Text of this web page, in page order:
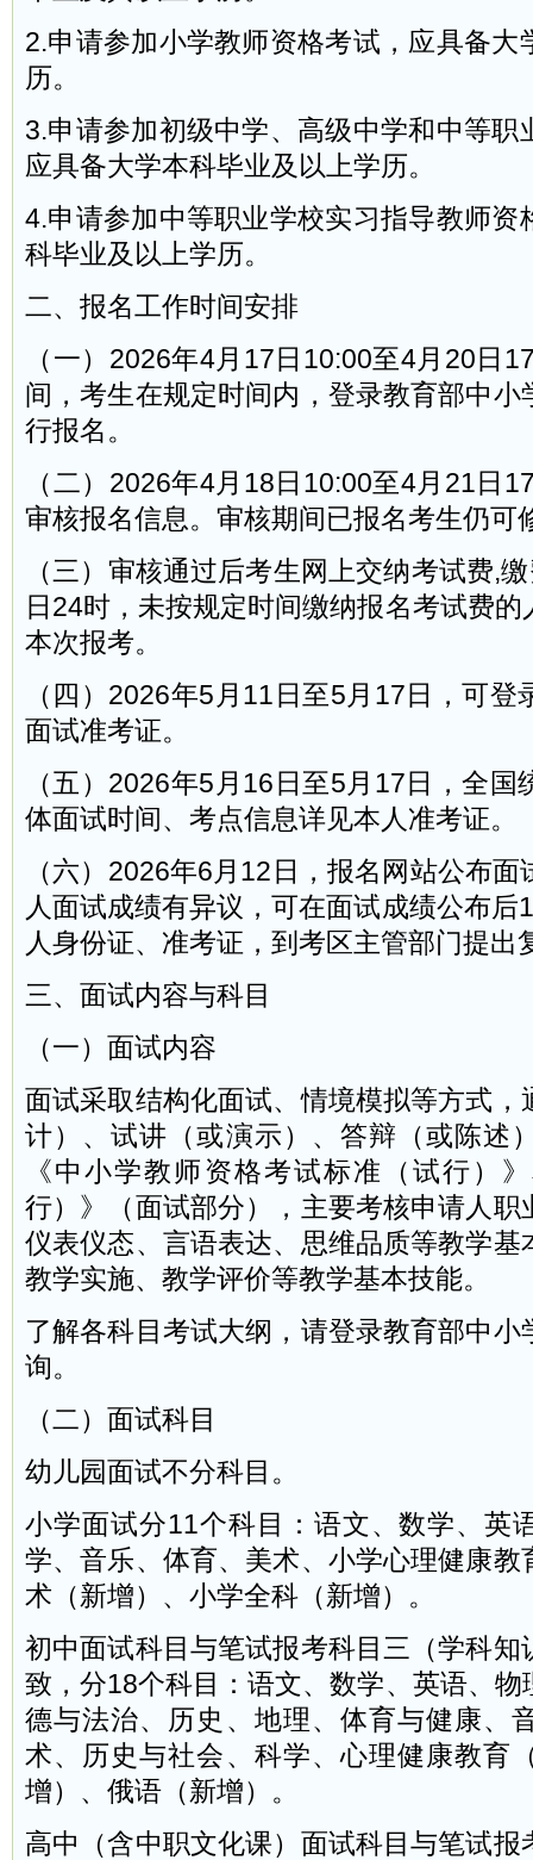
2.申请参加小学教师资格考试，应具备大
历。
3.申请参加初级中学、高级中学和中等职
应具备大学本科毕业及以上学历。
4.申请参加中等职业学校实习指导教师资
科毕业及以上学历。
二、报名工作时间安排
（一）2026年4月17日10:00至4月20日
间，考生在规定时间内，登录教育部中小
行报名。
（二）2026年4月18日10:00至4月21日
审核报名信息。审核期间已报名考生仍可
（三）审核通过后考生网上交纳考试费,
日24时，未按规定时间缴纳报名考试费
本次报考。
（四）2026年5月11日至5月17日，可登
面试准考证。
（五）2026年5月16日至5月17日，全国
体面试时间、考点信息详见本人准考证。
（六）2026年6月12日，报名网站公布
人面试成绩有异议，可在面试成绩公布后
人身份证、准考证，到考区主管部门提出
三、面试内容与科目
（一）面试内容
面试采取结构化面试、情境模拟等方式，
计）、试讲（或演示）、答辩（或陈述
《中小学教师资格考试标准（试行）
行）》（面试部分），主要考核申请人职
仪表仪态、言语表达、思维品质等教学基
教学实施、教学评价等教学基本技能。
了解各科目考试大纲，请登录教育部中小
询。
（二）面试科目
幼儿园面试不分科目。
小学面试分11个科目：语文、数学、英
学、音乐、体育、美术、小学心理健康教
术（新增）、小学全科（新增）。
初中面试科目与笔试报考科目三（学科知
致，分18个科目：语文、数学、英语、物
德与法治、历史、地理、体育与健康、
术、历史与社会、科学、心理健康教育
增）、俄语（新增）。
高中（含中职文化课）面试科目与笔试报